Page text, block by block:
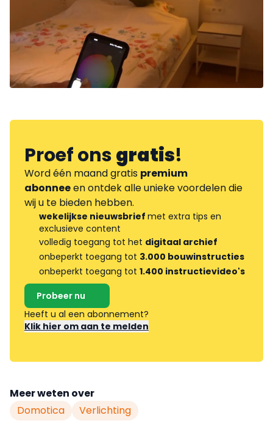
Proef onsgratis!
Word één maand gratis premium
abonneeen ontdek alle unieke voordelen die
wij u te bieden hebben.
wekelijkse nieuwsbrief met extra tips en
exclusieve content
volledig toegang tot het digitaal archief
onbeperkt toegang tot 3.000 bouwinstructies
onbeperkt toegang tot 1.400 instructievideo's
Probeer nu
Heeft u al een abonnement?
Klik hier om aan te melden
Meer weten over
Domotica
Verlichting